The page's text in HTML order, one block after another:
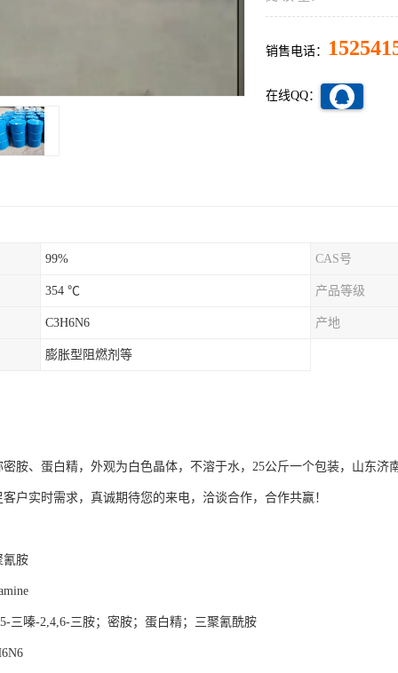
销售电话：
在线QQ：
99% CAS号
354 ℃ 产品等级
C3H6N6 产地
膨胀型阻燃剂等
密胺、蛋白精，外观为白色晶体，不溶于水，25公斤一个包装，山东
户实时需求，真诚期待您的来电，洽谈合作，合作共赢！
氰胺
嗪-2,4,6-三胺；密胺；蛋白精；三聚氰酰胺